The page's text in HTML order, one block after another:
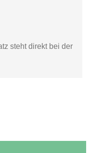
steht direkt bei der